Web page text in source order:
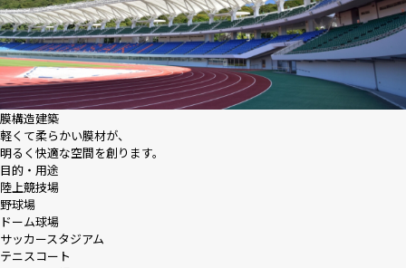
膜構造建築
軽くて柔らかい膜材が、
明るく快適な空間を創ります。
目的・用途
陸上競技場
野球場
ドーム球場
サッカースタジアム
テニスコート